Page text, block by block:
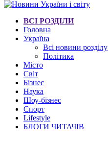
ВСІ РОЗДІЛИ
Головна
Україна
Всі новини розділу
Політика
Місто
Світ
Бізнес
Наука
Шоу-бізнес
Спорт
Lifestyle
БЛОГИ ЧИТАЧІВ